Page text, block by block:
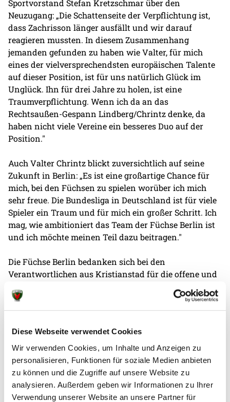
Diese Webseite verwendet Cookies
Wir verwenden Cookies, um Inhalte und Anzeigen zu
personalisieren, Funktionen für soziale Medien anbieten
zu können und die Zugriffe auf unsere Website zu
analysieren. Außerdem geben wir Informationen zu Ihrer
Verwendung unserer Website an unsere Partner für
Sportvorstand Stefan Kretzschmar über den
Neuzugang: „Die Schattenseite der Verpflichtung ist,
dass Zachrisson länger ausfällt und wir darauf
reagieren mussten. In diesem Zusammenhang
jemanden gefunden zu haben wie Valter, für mich
eines der vielversprechendsten europäischen Talente
auf dieser Position, ist für uns natürlich Glück im
Unglück. Ihn für drei Jahre zu holen, ist eine
Traumverpflichtung. Wenn ich da an das
Rechtsaußen-Gespann Lindberg/Chrintz denke, da
haben nicht viele Vereine ein besseres Duo auf der
Position."
Auch Valter Chrintz blickt zuversichtlich auf seine
Zukunft in Berlin: „Es ist eine großartige Chance für
mich, bei den Füchsen zu spielen worüber ich mich
sehr freue. Die Bundesliga in Deutschland ist für viele
Spieler ein Traum und für mich ein großer Schritt. Ich
mag, wie ambitioniert das Team der Füchse Berlin ist
und ich möchte meinen Teil dazu beitragen."
Die Füchse Berlin bedanken sich bei den
Verantwortlichen aus Kristianstad für die offene und
unkomplizierte Kommunikation: „Ich freue mich für
Valter, dass er diese großartige Möglichkeit bekommt.
Ich glaube, die Füchse Berlin sind der richtige Klub für
erfahrenen Rechtsaußen lernen und sich
weiterentwickeln. Für uns ist es ein großer Verlust,
den wir kompensieren müssen. Diese Chance wollten
wir ihm aber nicht nehmen", so Ljubomir Vranjes,
Trainer vom IFK Kristianstad.